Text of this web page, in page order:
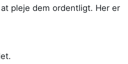
pleje dem ordentligt. Her er